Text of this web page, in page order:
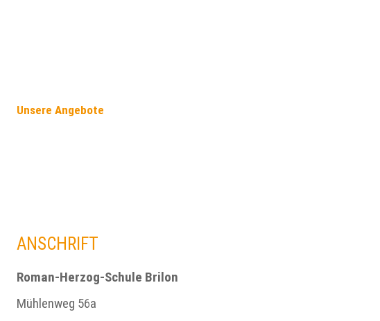
Unsere Angebote
ANSCHRIFT
Roman-Herzog-Schule Brilon
Mühlenweg 56a